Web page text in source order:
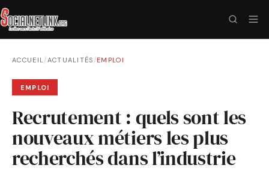
ACCUEIL/ACTUALITÉS /EMPLOI
EMPLOI
Recrutement : quels sont les
nouveaux métiers les plus
recherchés dans l’industrie